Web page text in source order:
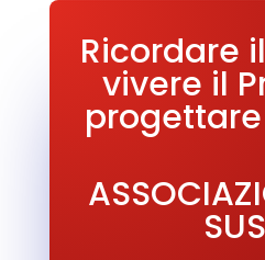
Ricordare
vivere il